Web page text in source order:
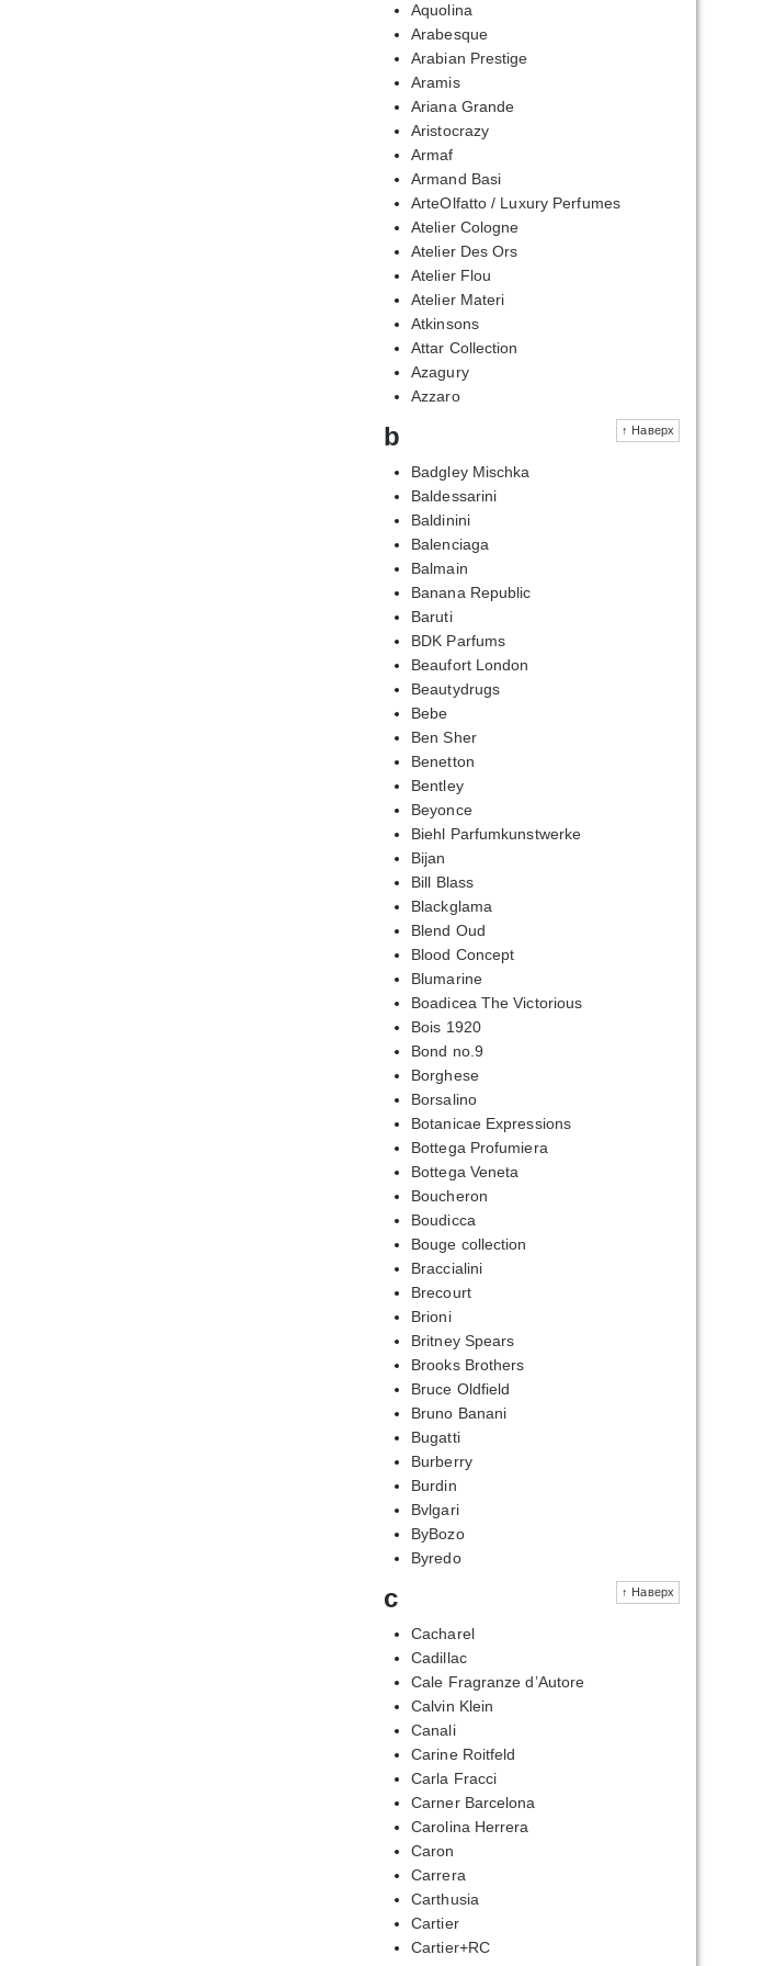
Aquolina
Arabesque
Arabian Prestige
Aramis
Ariana Grande
Aristocrazy
Armaf
Armand Basi
ArteOlfatto / Luxury Perfumes
Atelier Cologne
Atelier Des Ors
Atelier Flou
Atelier Materi
Atkinsons
Attar Collection
Azagury
Azzaro
↑ Наверх
b
Badgley Mischka
Baldessarini
Baldinini
Balenciaga
Balmain
Banana Republic
Baruti
BDK Parfums
Beaufort London
Beautydrugs
Bebe
Ben Sher
Benetton
Bentley
Beyonce
Biehl Parfumkunstwerke
Bijan
Bill Blass
Blackglama
Blend Oud
Blood Concept
Blumarine
Boadicea The Victorious
Bois 1920
Bond no.9
Borghese
Borsalino
Botanicae Expressions
Bottega Profumiera
Bottega Veneta
Boucheron
Boudicca
Bouge collection
Braccialini
Brecourt
Brioni
Britney Spears
Brooks Brothers
Bruce Oldfield
Bruno Banani
Bugatti
Burberry
Burdin
Bvlgari
ByBozo
Byredo
↑ Наверх
c
Cacharel
Cadillac
Cale Fragranze d’Autore
Calvin Klein
Canali
Carine Roitfeld
Carla Fracci
Carner Barcelona
Carolina Herrera
Caron
Carrera
Carthusia
Cartier
Cartier+RC